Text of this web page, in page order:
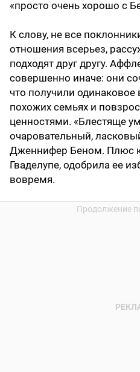
«просто очень хорошо с
К слову, не все
отношения всерьез,
подходят друг другу.
совершенно иначе: они
что получили
похожих семьях и
ценностями. «Блестяще
очаровательный,
Дженнифер Беном. Плюс
Гваделупе, одобрила ее
вовремя.